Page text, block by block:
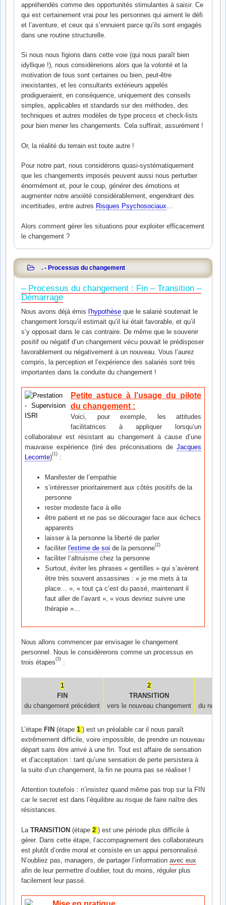
appréhendés comme des opportunités stimulantes à saisir. Ce
qui est certainement vrai pour les personnes qui aiment le défi
et l’aventure, et ceux qui s’ennuient parce qu’ils sont engagés
dans une routine structurelle.
Si nous nous figions dans cette voie (qui nous paraît bien
idyllique !), nous considèrerions alors que la volonté et la
motivation de tous sont certaines ou bien, peut-être
inexistantes, et les consultants extérieurs appelés
prodigueraient, en conséquence, uniquement des conseils
simples, applicables et standards sur des méthodes, des
techniques et autres modèles de type process et check-lists
pour bien mener les changements. Cela suffirait, assurément !
Or, la réalité du terrain est toute autre !
Pour notre part, nous considérons quasi-systématiquement
que les changements imposés peuvent aussi nous perturber
énormément et, pour le coup, générer des émotions et
augmenter notre anxiété considérablement, engendrant des
incertitudes, entre autres Risques Psychosociaux…
Alors comment gérer les situations pour exploiter efficacement
le changement ?
. - Processus du changement
– Processus du changement : Fin – Transition –
Démarrage
Nous avons déjà émis l'hypothèse que le salarié soutenait le
changement lorsqu’il estimait qu’il lui était favorable, et qu’il
s’y opposait dans le cas contraire. De même que le souvenir
positif ou négatif d’un changement vécu pouvait le prédisposer
favorablement ou négativement à un nouveau. Vous l’aurez
compris, la perception et l’expérience des salariés sont très
importantes dans la conduite du changement !
Petite astuce à l’usage du pilote
du changement :
Voici, pour exemple, les attitudes
facilitatrices à appliquer lorsqu’un
collaborateur est résistant au changement à cause d’une
mauvaise expérience (tiré des préconisations de Jacques
Lecomte)(1) :
Manifester de l’empathie
s’intéresser prioritairement aux côtés positifs de la
personne
rester modeste face à elle
être patient et ne pas se décourager face aux échecs
apparents
laisser à la personne la liberté de parler
faciliter l'estime de soi de la personne(2)
faciliter l’altruisme chez la personne
Surtout, éviter les phrases « gentilles » qui s’avèrent
être très souvent assassines : « je me mets à ta
place… », « tout ça c’est du passé, maintenant il
faut aller de l’avant », « vous devriez suivre une
thérapie »…
Nous allons commencer par envisager le changement
personnel. Nous le considèrerons comme un processus en
trois étapes(3) :
1
FIN
du changement précédent
2
TRANSITION
vers le nouveau changement
du
L’étape FIN (étape 1 ) est un préalable car il nous paraît
extrêmement difficile, voire impossible, de prendre un nouveau
départ sans être arrivé à une fin. Tout est affaire de sensation
et d’acceptation : tant qu’une sensation de perte persistera à
la suite d’un changement, la fin ne pourra pas se réaliser !
Attention toutefois : n’insistez quand même pas trop sur la FIN
car le secret est dans l’équilibre au risque de faire naître des
résistances.
La TRANSITION (étape 2 ) est une période plus difficile à
gérer. Dans cette étape, l’accompagnement des collaborateurs
est plutôt d’ordre moral et consiste en un appui personnalisé.
N’oubliez pas, managers, de partager l’information avec eux
afin de leur permettre d’oublier, tout du moins, réguler plus
facilement leur passé.